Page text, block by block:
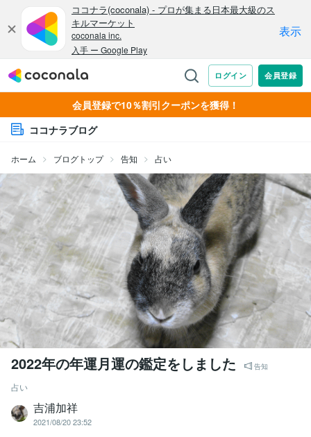
会員登録で10％割引クーポンを獲得！
ココナラブログ
ホーム ブログトップ 告知 占い
2022年の年運月運の鑑定をしました 告知
占い
吉浦加祥
2021/08/20 23:52